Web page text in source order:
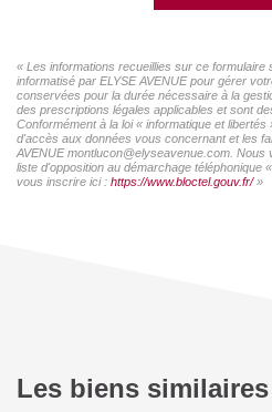
« Les informations recueillies sur ce
informatisé par ELYSE AVENUE pour gérer
conservées pour la durée nécessaire à la
des prescriptions légales applicables et sont
Conformément à la loi « informatique et
d'accès aux données vous concernant et les
AVENUE montlucon@elyseavenue.com.
liste d'opposition au démarchage téléphonique
vous inscrire ici : https://www.bloctel.gouv.fr/»
Les biens similaires